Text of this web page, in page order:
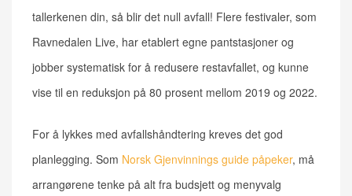
tallerkenen din, så blir det null avfall! Flere festivaler, som
Ravnedalen Live, har etablert egne pantstasjoner og
jobber systematisk for å redusere restavfallet, og kunne
vise til en reduksjon på 80 prosent mellom 2019 og 2022.
For å lykkes med avfallshåndtering kreves det god
planlegging. Som Norsk Gjenvinnings guide påpeker, må
arrangørene tenke på alt fra budsjett og menyvalg